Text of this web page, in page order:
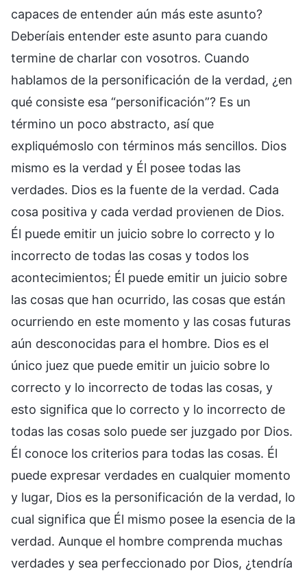
capaces de entender aún más este asunto?
Deberíais entender este asunto para cuando
termine de charlar con vosotros. Cuando
hablamos de la personificación de la verdad, ¿en
qué consiste esa “personificación”? Es un
término un poco abstracto, así que
expliquémoslo con términos más sencillos. Dios
mismo es la verdad y Él posee todas las
verdades. Dios es la fuente de la verdad. Cada
cosa positiva y cada verdad provienen de Dios.
Él puede emitir un juicio sobre lo correcto y lo
incorrecto de todas las cosas y todos los
acontecimientos; Él puede emitir un juicio sobre
las cosas que han ocurrido, las cosas que están
ocurriendo en este momento y las cosas futuras
aún desconocidas para el hombre. Dios es el
único juez que puede emitir un juicio sobre lo
correcto y lo incorrecto de todas las cosas, y
esto significa que lo correcto y lo incorrecto de
todas las cosas solo puede ser juzgado por Dios.
Él conoce los criterios para todas las cosas. Él
puede expresar verdades en cualquier momento
y lugar, Dios es la personificación de la verdad, lo
cual significa que Él mismo posee la esencia de la
verdad. Aunque el hombre comprenda muchas
verdades y sea perfeccionado por Dios, ¿tendría